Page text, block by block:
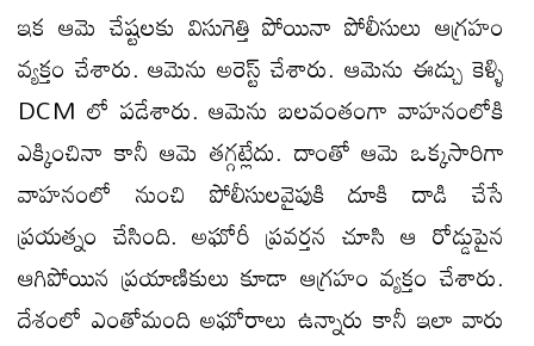
ఇక ఆమె చేష్టలకు విసుగెత్తి పోయినా పోలీసులు ఆగ్రహం
వ్యక్తం చేశారు. ఆమెను అరెస్ట్ చేశారు. ఆమెను ఈడ్చు కెళ్ళి
DCM లో పడేశారు. ఆమెను బలవంతంగా వాహనంలోకి
ఎక్కించినా కానీ ఆమె తగ్గట్లేదు. దాంతో ఆమె ఒక్కసారిగా
వాహనంలో నుంచి పోలీసులవైపుకి దూకి దాడి చేసే
ప్రయత్నం చేసింది. అఘోరీ ప్రవర్తన చూసి ఆ రోడ్డుపైన
ఆగిపోయిన ప్రయాణికులు కూడా ఆగ్రహం వ్యక్తం చేశారు.
దేశంలో ఎంతోమంది అఘోరాలు ఉన్నారు కానీ ఇలా వారు